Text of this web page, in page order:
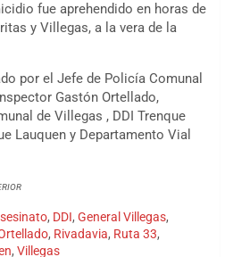
fue aprehendido en horas de
y Villegas, a la vera de la
por el Jefe de Policía Comunal
Gastón Ortellado,
de Villegas , DDI Trenque
Lauquen y Departamento Vial
, DDI, General Villegas,
, Rivadavia, Ruta 33,
, Villegas